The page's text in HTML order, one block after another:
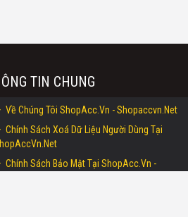
TIN CHUNG
Về Chúng Tôi ShopAcc.Vn - Shopaccvn.Net
Chính Sách Xoá Dữ Liệu Người Dùng Tại
Chính Sách Bảo Mật Tại ShopAcc.Vn -